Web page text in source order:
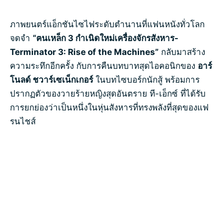
ภาพยนตร์แอ็กชันไซไฟระดับตำนานที่แฟนหนังทั่วโลก
จดจำ “ฅนเหล็ก 3 กำเนิดใหม่เครื่องจักรสังหาร-
Terminator 3: Rise of the Machines” กลับมาสร้าง
ความระทึกอีกครั้ง กับการคืนบทบาทสุดไอคอนิกของ อาร์
โนลด์ ชวาร์เซเน็กเกอร์ในบทไซบอร์กนักสู้ พร้อมการ
ปรากฏตัวของวายร้ายหญิงสุดอันตราย ที-เอ็กซ์ ที่ได้รับ
การยกย่องว่าเป็นหนึ่งในหุ่นสังหารที่ทรงพลังที่สุดของแฟ
รนไชส์